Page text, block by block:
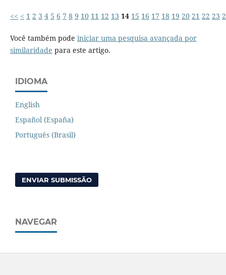
<< < 1 2 3 4 5 6 7 8 9 10 11 12 13 14 15 16 17 18 19 20 21 22 23
Você também pode iniciar uma pesquisa avançada por
similaridade para este artigo.
IDIOMA
English
Español (España)
Português (Brasil)
ENVIAR SUBMISSÃO
NAVEGAR